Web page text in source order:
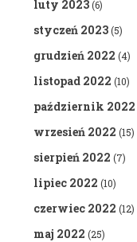
luty 2023(6)
styczeń 2023(5)
grudzień 2022 (4)
listopad 2022 (10)
październik 2022
wrzesień 2022 (15)
sierpień 2022 (7)
lipiec 2022 (10)
czerwiec 2022 (12)
maj 2022 (25)